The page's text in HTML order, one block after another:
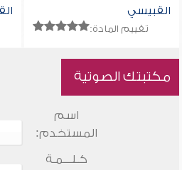
القبيسي
تقييم المادة:
مكتبتك الصوتية
اسم
المستخدم:
كـلـــمـة